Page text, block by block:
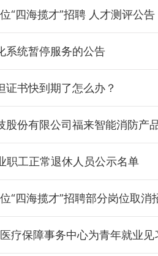
“四海揽才”招聘 人才测评公告
系统暂停服务的公告
书快到期了怎么办？
职工正常退休人员公示名单